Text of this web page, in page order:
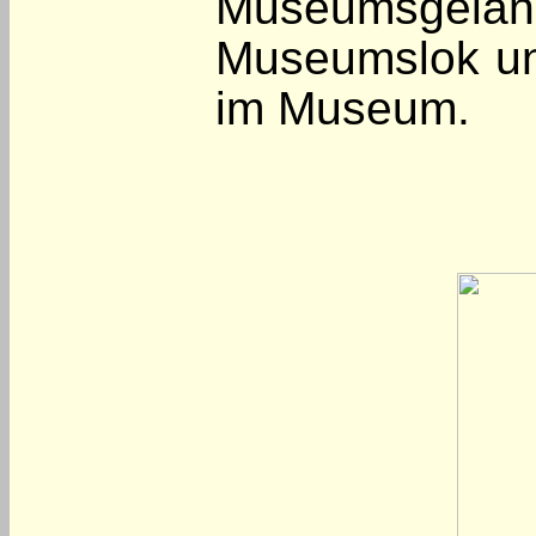
Museumslok
im Museum.